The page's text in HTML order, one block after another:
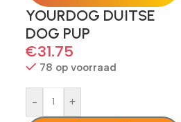
YOURDOG DUITSE
DOG PUP
€31.75
78 op voorraad
- +